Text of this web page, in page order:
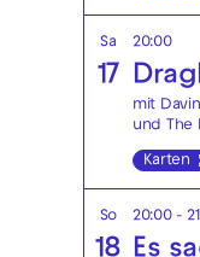
Sa
17
20:00
mit
und The
Karten
So
18
20:00 -
Es